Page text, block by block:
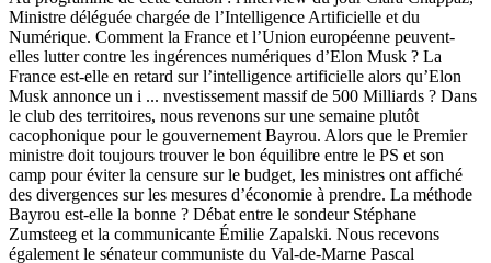
Ministre déléguée chargée de l’Intelligence Artificielle et du
Numérique. Comment la France et l’Union européenne peuvent-
elles lutter contre les ingérences numériques d’Elon Musk ? La
France est-elle en retard sur l’intelligence artificielle alors qu’Elon
Musk annonce un i ... nvestissement massif de 500 Milliards ? Dans
le club des territoires, nous revenons sur une semaine plutôt
cacophonique pour le gouvernement Bayrou. Alors que le Premier
ministre doit toujours trouver le bon équilibre entre le PS et son
camp pour éviter la censure sur le budget, les ministres ont affiché
des divergences sur les mesures d’économie à prendre. La méthode
Bayrou est-elle la bonne ? Débat entre le sondeur Stéphane
Zumsteeg et la communicante Émilie Zapalski. Nous recevons
également le sénateur communiste du Val-de-Marne Pascal